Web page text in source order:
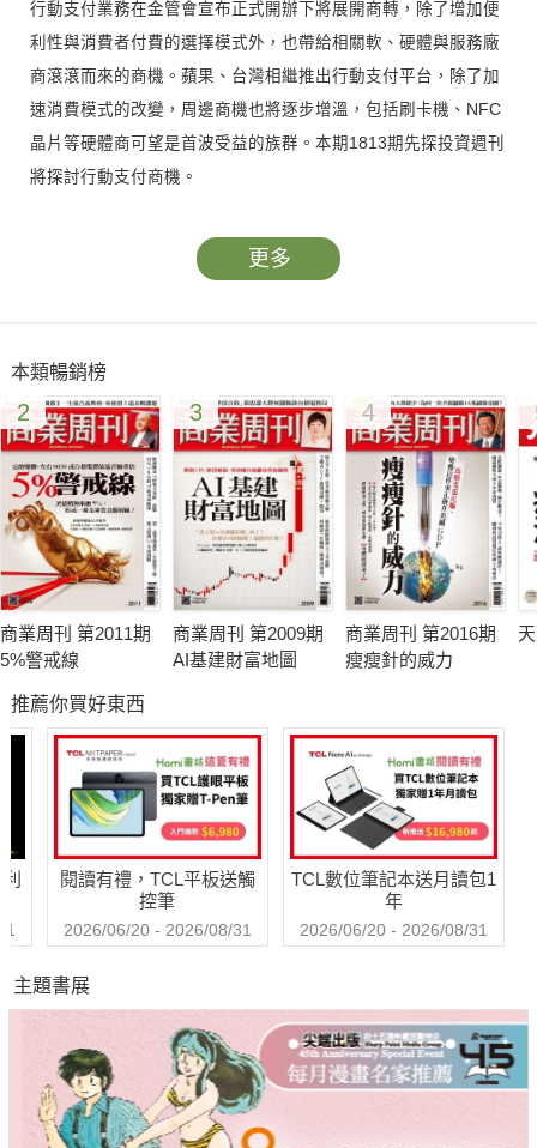
行動支付業務在金管會宣布正式開辦下將展開商轉，除了增加便
利性與消費者付費的選擇模式外，也帶給相關軟、硬體與服務廠
商滾滾而來的商機。蘋果、台灣相繼推出行動支付平台，除了加
速消費模式的改變，周邊商機也將逐步增溫，包括刷卡機、NFC
晶片等硬體商可望是首波受益的族群。本期1813期先探投資週刊
將探討行動支付商機。
更多
本類暢銷榜
2
商業周刊 第2011期
5%警戒線
3
商業周刊 第2009期
AI基建財富地圖
4
商業周刊 第2016期
瘦瘦針的威力
推薦你買好東西
閱讀有禮，TCL平板送觸
控筆
2026/06/20 - 2026/08/31
TCL數位筆記本送月讀包1
年
2026/06/20 - 2026/08/31
主題書展